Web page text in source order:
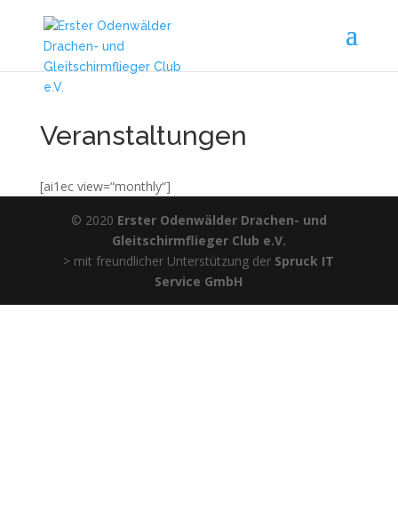
Veranstaltungen
[ai1ec view=“monthly“]
© 2020 Erster Odenwälder Drachen- und
Gleitschirmflieger Club e.V.
> mit freundlicher Unterstützung der Spruck IT
Service GmbH